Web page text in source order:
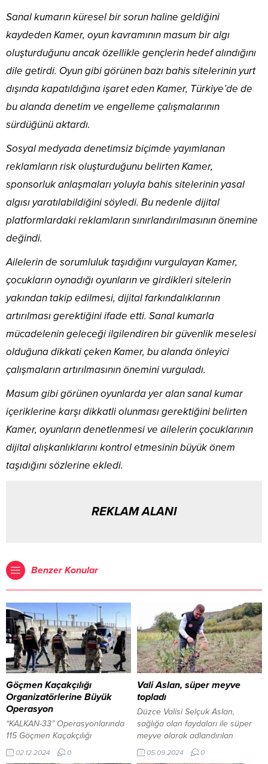
Sanal kumarın küresel bir sorun haline geldiğini
kaydeden Kamer, oyun kavramının masum bir algı
oluşturduğunu ancak özellikle gençlerin hedef alındığını
dile getirdi. Oyun gibi görünen bazı bahis sitelerinin yurt
dışında kapatıldığına işaret eden Kamer, Türkiye’de de
bu alanda denetim ve engelleme çalışmalarının
sürdüğünü aktardı.
Sosyal medyada denetimsiz biçimde yayımlanan
reklamların risk oluşturduğunu belirten Kamer,
sponsorluk anlaşmaları yoluyla bahis sitelerinin yasal
algısı yaratılabildiğini söyledi. Bu nedenle dijital
platformlardaki reklamların sınırlandırılmasının önemine
değindi.
Ailelerin de sorumluluk taşıdığını vurgulayan Kamer,
çocukların oynadığı oyunların ve girdikleri sitelerin
yakından takip edilmesi, dijital farkındalıklarının
artırılması gerektiğini ifade etti. Sanal kumarla
mücadelenin geleceği ilgilendiren bir güvenlik meselesi
olduğuna dikkati çeken Kamer, bu alanda önleyici
çalışmaların artırılmasının önemini vurguladı.
Masum gibi görünen oyunlarda yer alan sanal kumar
içeriklerine karşı dikkatli olunması gerektiğini belirten
Kamer, oyunların denetlenmesi ve ailelerin çocuklarının
dijital alışkanlıklarını kontrol etmesinin büyük önem
taşıdığını sözlerine ekledi.
REKLAM ALANI
Benzer Konular
Göçmen Kaçakçılığı
Organizatörlerine Büyük
Operasyon
“KALKAN-33” Operasyonlarında
115 Göçmen Kaçakçılığı
Organizatörü Yakalandı 2 Aralık
2024, 11:42 yayınlandı İçişleri
02.12.2024 0
Vali Aslan, süper meyve
topladı
Düzce Valisi Selçuk Aslan,
sağlığa olan faydaları ile süper
meyve olarak adlandırılan
aronyanın hasadına katıldı…. 5
Eylül 2024, 16:58 yayınlandı
05.09.2024 0